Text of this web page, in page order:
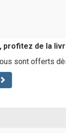
profitez de la
sont offerts